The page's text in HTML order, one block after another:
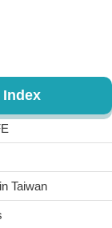
Index
Taiwan